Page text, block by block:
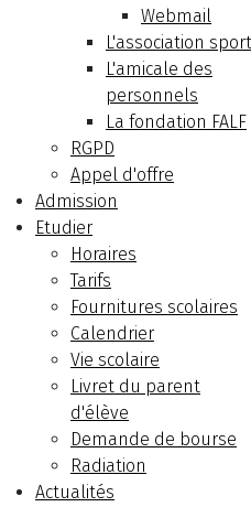
Webmail
L'association
L'amicale des
personnels
La fondation FALF
RGPD
Appel d'offre
Admission
Etudier
Horaires
Tarifs
Fournitures scolaires
Calendrier
Vie scolaire
Livret du parent
d'élève
Demande de bourse
Radiation
Actualités